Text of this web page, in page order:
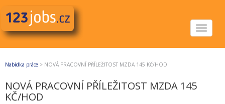
Toggle
Nabídka práce > NOVÁ PRACOVNÍ PŘÍLEŽITOST MZDA 145 KČ/HOD
NOVÁ PRACOVNÍ PŘÍLEŽITOST MZDA 145
KČ/HOD